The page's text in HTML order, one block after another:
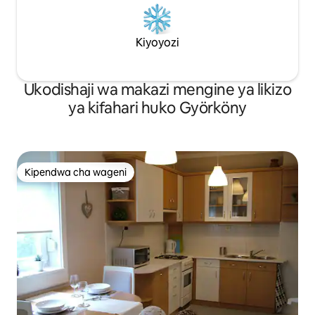
Kiyoyozi
Ukodishaji wa makazi mengine ya likizo
ya kifahari huko Györköny
Kipendwa cha wageni
Kipendwa cha wageni